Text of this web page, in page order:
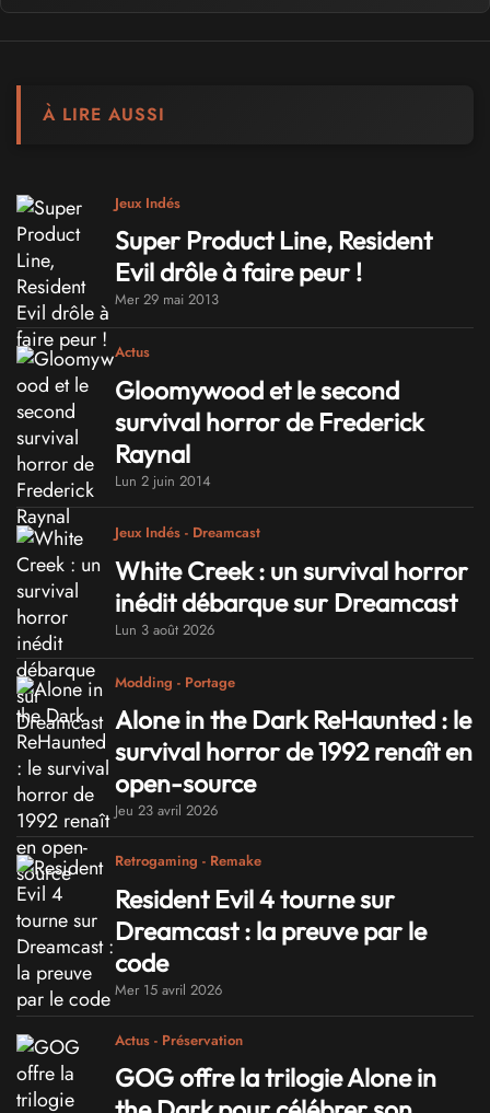
À LIRE AUSSI
Jeux Indés
Super Product Line, Resident
Evil drôle à faire peur !
Mer 29 mai 2013
Actus
Gloomywood et le second
survival horror de Frederick
Raynal
Lun 2 juin 2014
Jeux Indés - Dreamcast
White Creek : un survival horror
inédit débarque sur Dreamcast
Lun 3 août 2026
Modding - Portage
Alone in the Dark ReHaunted : le
survival horror de 1992 renaît en
open-source
Jeu 23 avril 2026
Retrogaming - Remake
Resident Evil 4 tourne sur
Dreamcast : la preuve par le
code
Mer 15 avril 2026
Actus - Préservation
GOG offre la trilogie Alone in